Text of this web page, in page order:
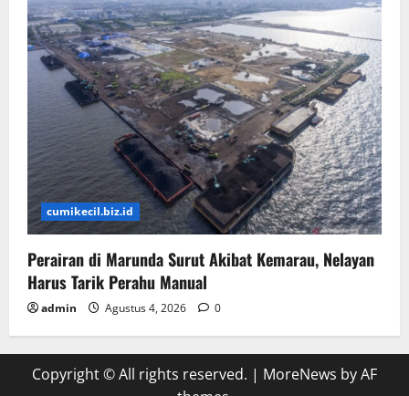
cumikecil.biz.id
Perairan di Marunda Surut Akibat Kemarau, Nelayan
Harus Tarik Perahu Manual
admin Agustus 4, 2026 0
Copyright © All rights reserved. | MoreNews by AF